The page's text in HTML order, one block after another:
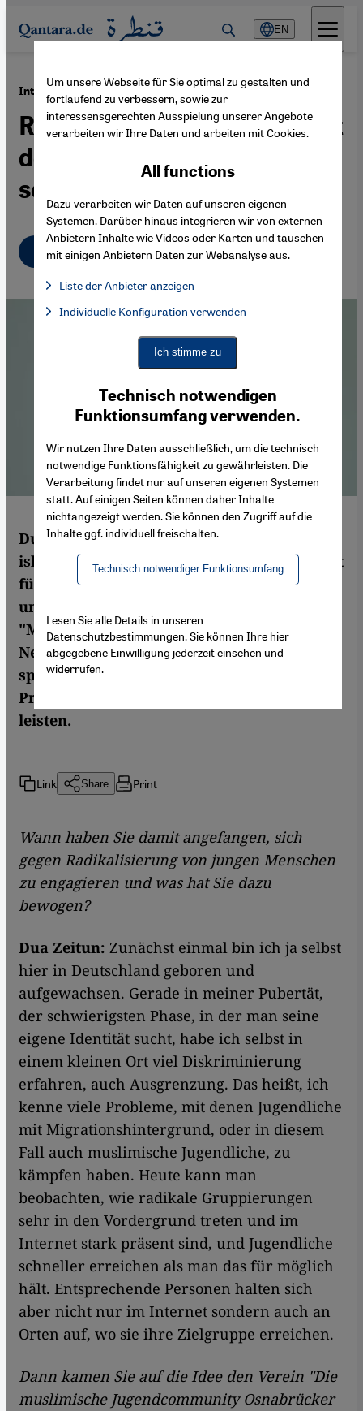
Direkt zum Inhalt springen
EN
Interview mit Dua Zeitun 13.01.2016
Radikale Gruppierungen mit
den eigenen Waffen
schlagen
Deutsch
Dua Zeitun, Tochter eines Imams, studiert
islamische Theologie in Osnabrück, arbeitet
für eine katholische Bildungseinrichtung
und hat den muslimischen Jugendverein
"Mujos" gegründet. In den sozialen
Netzwerken, aber auch im wahren Leben,
spricht sie gezielt Jugendliche an, um
Präventivarbeit gegen Radikalisierung zu
leisten.
Link Share Print
Wann haben Sie damit angefangen, sich
gegen Radikalisierung von jungen Menschen
zu engagieren und was hat Sie dazu
bewogen?
Dua Zeitun: Zunächst einmal bin ich ja selbst
hier in Deutschland geboren und
aufgewachsen. Gerade in meiner Pubertät,
der schwierigsten Phase, in der man seine
eigene Identität sucht, habe ich selbst in
einem kleinen Ort viel Diskriminierung
erfahren, auch Ausgrenzung. Das heißt, ich
kenne viele Probleme, mit denen Jugendliche
mit Migrationshintergrund, oder in diesem
Fall auch muslimische Jugendliche, zu
kämpfen haben. Heute kann man
beobachten, wie radikale Gruppierungen
sehr in den Vordergrund treten und im
Internet stark präsent sind, und Jugendliche
schneller erreichen als man das für möglich
hält. Entsprechende Personen halten sich
aber nicht nur im Internet sondern auch an
Orten auf, wo sie ihre Zielgruppe erreichen.
Dann kamen Sie auf die Idee den Verein "Die
muslimische Jugendcommunity Osnabrücker
Um unsere Webseite für Sie optimal zu gestalten und
fortlaufend zu verbessern, sowie zur
interessensgerechten Ausspielung unserer Angebote
verarbeiten wir Ihre Daten und arbeiten mit Cookies.
Technisch notwendigen
Funktionsumfang verwenden.
Wir nutzen Ihre Daten ausschließlich, um die technisch
notwendige Funktionsfähigkeit zu gewährleisten. Die
Verarbeitung findet nur auf unseren eigenen Systemen
statt. Auf einigen Seiten können daher Inhalte
nichtangezeigt werden. Sie können den Zugriff auf die
Inhalte ggf. individuell freischalten.
Technisch notwendiger Funktionsumfang
All functions
Dazu verarbeiten wir Daten auf unseren eigenen
Systemen. Darüber hinaus integrieren wir von externen
Anbietern Inhalte wie Videos oder Karten und tauschen
mit einigen Anbietern Daten zur Webanalyse aus.
Liste der Anbieter anzeigen
Facebook Embed / Facebook Connect, Google Maps Embed,
Facebook Embed / Facebook Connect
Google Maps Embed
Individuelle Konfiguration verwenden
Ich stimme zu
Lesen Sie alle Details in unseren
Datenschutzbestimmungen. Sie können Ihre hier
abgegebene Einwilligung jederzeit einsehen und
widerrufen.